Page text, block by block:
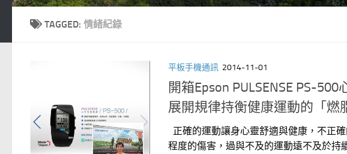
TAGGED: 情緒紀錄
平板手機通訊 2014-11-01
開箱Epson PULSENSE PS-
展開規律持衡健康運動的「燃
正確的運動讓身心靈舒適與健康，不正
程度的傷害，過與不及的運動遠不及於持